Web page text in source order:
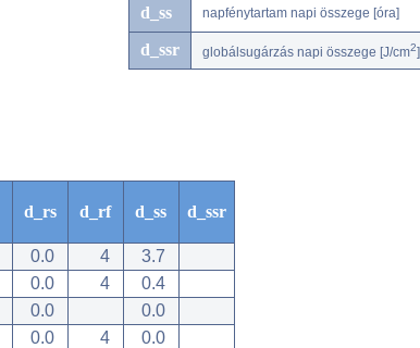
d_ss napfénytartam napi összege [óra]
d_ssr globálsugárzás napi összege [J/cm2]
d_rs d_rf d_ss d_ssr
0.0 4
3.7
0.0 4
0.4
0.0
0.0
0.0 4
0.0